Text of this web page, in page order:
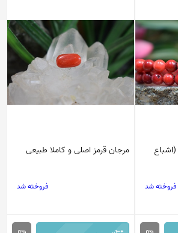
رشته مرجان قرمز سایز 6 (اشباع
فروخته شد
مرجان قرمز اصلی و کاملا طبیعی
فروخته شد